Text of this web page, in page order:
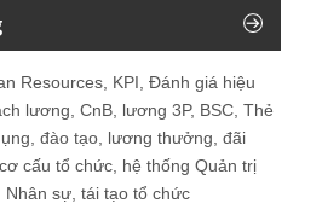
Resources, KPI, Đánh giá hiệu
lương, CnB, lương 3P, BSC, Thẻ
đào tạo, lương thưởng, đãi
cấu tổ chức, hệ thống Quản trị
sự, tái tạo tổ chức